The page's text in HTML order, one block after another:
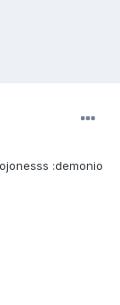
:demonio